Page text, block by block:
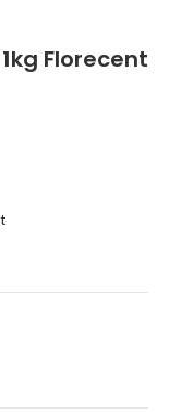
Florecent